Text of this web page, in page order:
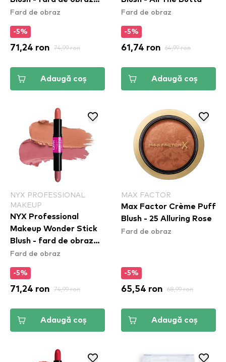
Coral & Deep Peach
(WSB03)
Fard de obraz
-5%
71,24 ron 74,99 ron
Adaugă coș
Fard de obraz
-5%
61,74 ron 64,99 ron
Adaugă coș
NYX PROFESSIONAL
MAKEUP
NYX Professional
Makeup Wonder Stick
Blush - fard de obraz
Honey Orange & Rose
(WSB02)
Fard de obraz
-5%
71,24 ron 74,99 ron
Adaugă coș
MAX FACTOR
Max Factor Crème Puff
Blush - 25 Alluring Rose
Fard de obraz
-5%
65,54 ron 68,99 ron
Adaugă coș